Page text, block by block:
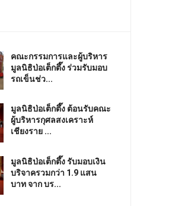
คณะกรรมการและผู้บริหาร
มูลนิธิป่อเต็กตึ๊ง ร่วมรับมอบ
รถเข็นช่ว...
มูลนิธิป่อเต็กตึ๊ง ต้อนรับคณะ
ผู้บริหารกุศลสงเคราะห์
เชียงราย ...
มูลนิธิป่อเต็กตึ๊ง รับมอบเงิน
บริจาครวมกว่า 1.9 แสน
บาท จาก บร...